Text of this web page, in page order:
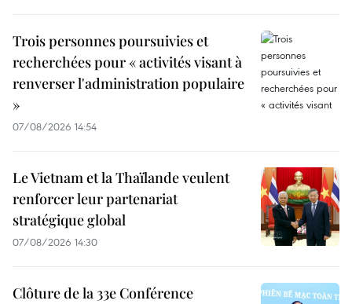
Trois personnes poursuivies et
recherchées pour « activités visant à
renverser l'administration populaire
»
07/08/2026 14:54
Le Vietnam et la Thaïlande veulent
renforcer leur partenariat
stratégique global
07/08/2026 14:30
Clôture de la 33e Conférence